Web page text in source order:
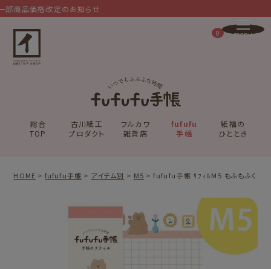
商品価格改定のお知らせ
総合
TOP
古川紙工
プロダクト
フルカワ
雑貨店
fufufu
手帳
紙福の
ひととき
0
HOME fufufu手帳 アイテム別 M5 fufufu手帳 ﾘﾌｨﾙM5 もふもふくま